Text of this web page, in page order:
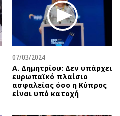
07/03/2024
Α. Δημητρίου: Δεν υπάρχει
ευρωπαϊκό πλαίσιο
ασφαλείας όσο η Κύπρος
είναι υπό κατοχή